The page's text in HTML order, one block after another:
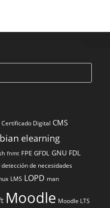
Certificado Digital CMS
elearning
fnmt FPE GFDL GNU FDL
de necesidades
LMS LOPD man
Moodle Moodle LTS